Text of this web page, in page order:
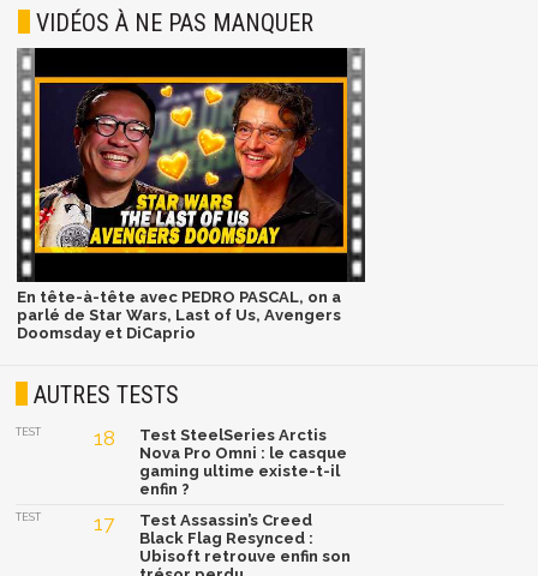
VIDÉOS À NE PAS MANQUER
En tête-à-tête avec PEDRO PASCAL, on a
parlé de Star Wars, Last of Us, Avengers
Doomsday et DiCaprio
AUTRES TESTS
TEST 18
Test SteelSeries Arctis
Nova Pro Omni : le casque
gaming ultime existe-t-il
enfin ?
TEST 17
Test Assassin’s Creed
Black Flag Resynced :
Ubisoft retrouve enfin son